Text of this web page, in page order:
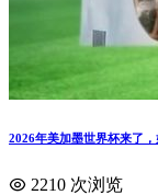
2026年美加墨世界杯来了
2210 次浏览